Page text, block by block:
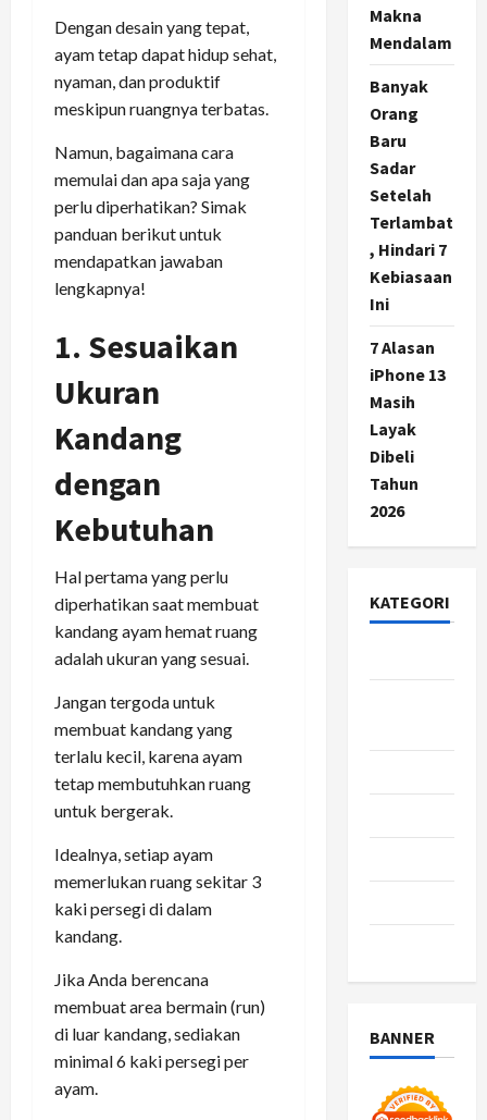
Dengan desain yang tepat,
ayam tetap dapat hidup sehat,
nyaman, dan produktif
meskipun ruangnya terbatas.
Namun, bagaimana cara
memulai dan apa saja yang
perlu diperhatikan? Simak
panduan berikut untuk
mendapatkan jawaban
lengkapnya!
1. Sesuaikan
Ukuran
Kandang
dengan
Kebutuhan
Hal pertama yang perlu
diperhatikan saat membuat
kandang ayam hemat ruang
adalah ukuran yang sesuai.
Jangan tergoda untuk
membuat kandang yang
terlalu kecil, karena ayam
tetap membutuhkan ruang
untuk bergerak.
Idealnya, setiap ayam
memerlukan ruang sekitar 3
kaki persegi di dalam
kandang.
Jika Anda berencana
membuat area bermain (run)
di luar kandang, sediakan
minimal 6 kaki persegi per
ayam.
Makna
Mendalam
Banyak
Orang
Baru
Sadar
Setelah
Terlambat
, Hindari 7
Kebiasaan
Ini
7 Alasan
iPhone 13
Masih
Layak
Dibeli
Tahun
2026
KATEGORI
BANNER